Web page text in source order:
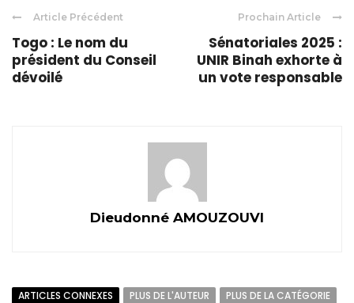
Article Précédent
Togo : Le nom du
président du Conseil
dévoilé
Prochain Article
Sénatoriales 2025 :
UNIR Binah exhorte à
un vote responsable
Dieudonné AMOUZOUVI
ARTICLES CONNEXES PLUS DE L'AUTEUR PLUS DE LA CATÉGORIE